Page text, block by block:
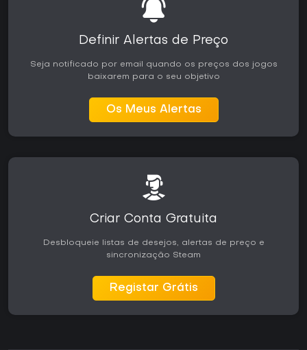
Definir Alertas de Preço
Seja notificado por email quando os preços dos jogos
baixarem para o seu objetivo
Os Meus Alertas
Criar Conta Gratuita
Desbloqueie listas de desejos, alertas de preço e
sincronização Steam
Registar Grátis